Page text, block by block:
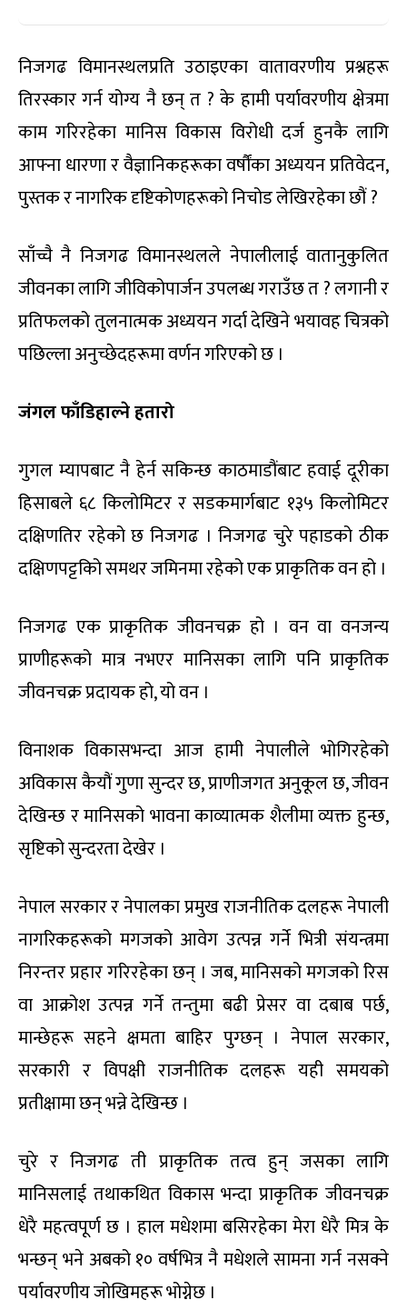
निजगढ विमानस्थलप्रति उठाइएका वातावरणीय प्रश्नहरू
तिरस्कार गर्न योग्य नै छन् त ? के हामी पर्यावरणीय क्षेत्रमा
काम गरिरहेका मानिस विकास विरोधी दर्ज हुनकै लागि
आफ्ना धारणा र वैज्ञानिकहरूका वर्षौंका अध्ययन प्रतिवेदन,
पुस्तक र नागरिक दृष्टिकोणहरूको निचोड लेखिरहेका छौं ?
साँच्चै नै निजगढ विमानस्थलले नेपालीलाई वातानुकुलित
जीवनका लागि जीविकोपार्जन उपलब्ध गराउँछ त ? लगानी र
प्रतिफलको तुलनात्मक अध्ययन गर्दा देखिने भयावह चित्रको
पछिल्ला अनुच्छेदहरूमा वर्णन गरिएको छ ।
जंगल फाँडिहाल्ने हतारो
गुगल म्यापबाट नै हेर्न सकिन्छ काठमाडौंबाट हवाई दूरीका
हिसाबले ६८ किलोमिटर र सडकमार्गबाट १३५ किलोमिटर
दक्षिणतिर रहेको छ निजगढ । निजगढ चुरे पहाडको ठीक
दक्षिणपट्टकिो समथर जमिनमा रहेको एक प्राकृतिक वन हो ।
निजगढ एक प्राकृतिक जीवनचक्र हो । वन वा वनजन्य
प्राणीहरूको मात्र नभएर मानिसका लागि पनि प्राकृतिक
जीवनचक्र प्रदायक हो, यो वन ।
विनाशक विकासभन्दा आज हामी नेपालीले भोगिरहेको
अविकास कैयौं गुणा सुन्दर छ, प्राणीजगत अनुकूल छ, जीवन
देखिन्छ र मानिसको भावना काव्यात्मक शैलीमा व्यक्त हुन्छ,
सृष्टिको सुन्दरता देखेर ।
नेपाल सरकार र नेपालका प्रमुख राजनीतिक दलहरू नेपाली
नागरिकहरूको मगजको आवेग उत्पन्न गर्ने भित्री संयन्त्रमा
निरन्तर प्रहार गरिरहेका छन् । जब, मानिसको मगजको रिस
वा आक्रोश उत्पन्न गर्ने तन्तुमा बढी प्रेसर वा दबाब पर्छ,
मान्छेहरू सहने क्षमता बाहिर पुग्छन् । नेपाल सरकार,
सरकारी र विपक्षी राजनीतिक दलहरू यही समयको
प्रतीक्षामा छन् भन्ने देखिन्छ ।
चुरे र निजगढ ती प्राकृतिक तत्व हुन् जसका लागि
मानिसलाई तथाकथित विकास भन्दा प्राकृतिक जीवनचक्र
धेरै महत्वपूर्ण छ । हाल मधेशमा बसिरहेका मेरा धेरै मित्र के
भन्छन् भने अबको १० वर्षभित्र नै मधेशले सामना गर्न नसक्ने
पर्यावरणीय जोखिमहरू भोग्नेछ ।